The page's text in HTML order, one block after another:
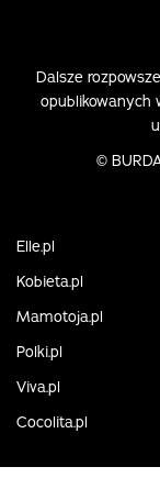
Dalsze
opublikowanych
©
Elle.pl
Kobieta.pl
Mamotoja.pl
Polki.pl
Viva.pl
Cocolita.pl